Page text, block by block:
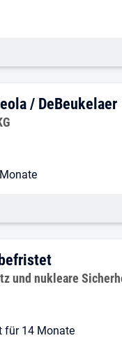
(m/w/d)
/ DeBeukelaer
w/d) N III 3
und nukleare
für 14 Monate